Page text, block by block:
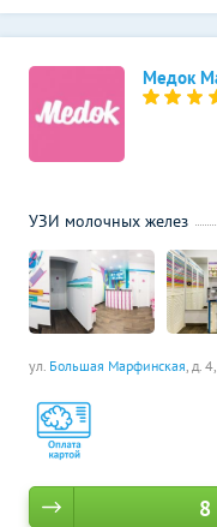
Медок
ул. Большая Марфинская, д.
УЗИ молочных желез
8